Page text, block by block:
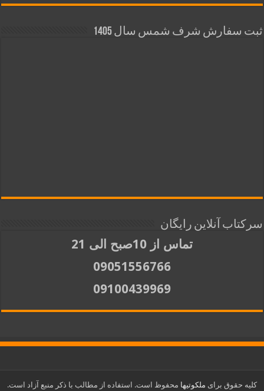
ثبت سفارش شرف شمس سال 1405
سرکتاب آنلاین رایگان
تماس از 10صبح الی 21
09051556766
09100439969
کلیه حقوق برای ملکوتیها محفوظ است. استفاده از مطالب با ذکر منبع آزاد است.